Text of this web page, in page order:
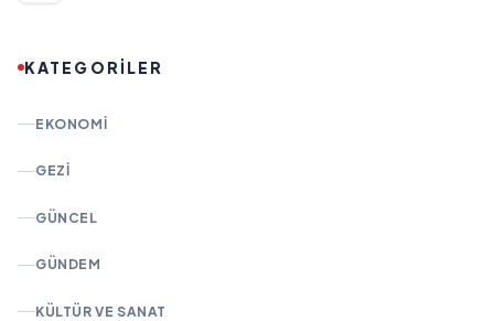
KATEGORİLER
EKONOMI
GEZI
GÜNCEL
GÜNDEM
KÜLTÜR VE SANAT